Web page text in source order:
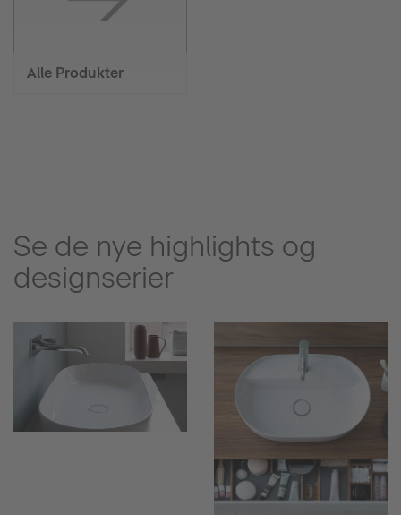
Alle Produkter
Se de nye highlights og
designserier